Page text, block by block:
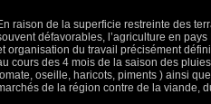
raison de la superficie restreinte des
défavorables, l’agriculture en
organisation du travail précisément
cours des 4 mois de la saison des
oseille, haricots, piments ) ainsi
de la région contre de la viande,